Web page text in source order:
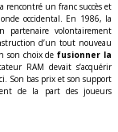
rencontré un franc succès et
occidental. En 1986, la
partenaire volontairement
d’un tout nouveau
son choix de fusionner la
RAM devait s’acquérir
Son bas prix et son support
de la part des joueurs